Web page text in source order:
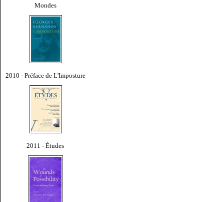
Mondes
2010 - Préface de L'Imposture
2011 - Études